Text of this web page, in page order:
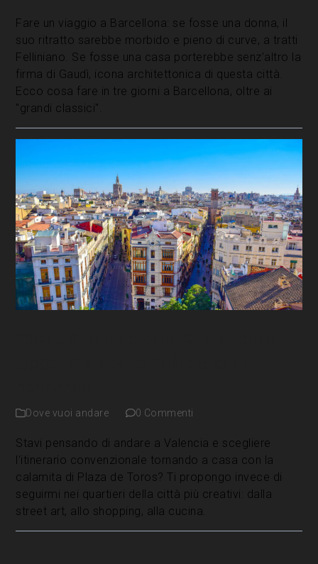
Fare un viaggio a Barcellona: se fosse una donna, il
suo ritratto sarebbe morbido e pieno di curve, a tratti
Felliniano. Se fosse una casa porterebbe senz'altro la
firma di Gaudì, icona architettonica di questa città.
Ecco cosa fare in tre giorni a Barcellona, oltre ai
"grandi classici".
Dove vuoi andare 0 Commenti
Stavi pensando di andare a Valencia e scegliere
l'itinerario convenzionale tornando a casa con la
calamita di Plaza de Toros? Ti propongo invece di
seguirmi nei quartieri della città più creativi: dalla
street art, allo shopping, alla cucina.